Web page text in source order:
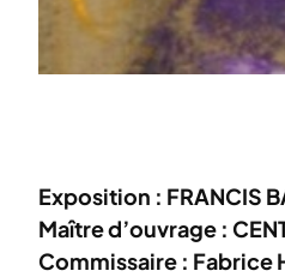
Exposition : FRANCIS
Maître d’ouvrage :
Commissaire : Fabrice